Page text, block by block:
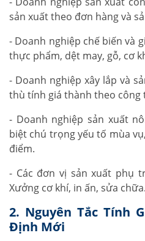
sản xuất theo đơn hàng và
- Doanh nghiệp chế biến và
thực phẩm, dệt may, gỗ, cơ
- Doanh nghiệp xây lắp và
thù tính giá thành theo công
- Doanh nghiệp sản xuất
biệt chú trọng yếu tố mùa
điểm.
- Các đơn vị sản xuất phụ
Xưởng cơ khí, in ấn, sửa
2. Nguyên Tắc Tính
Định Mới